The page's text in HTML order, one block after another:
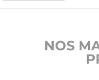
NOS